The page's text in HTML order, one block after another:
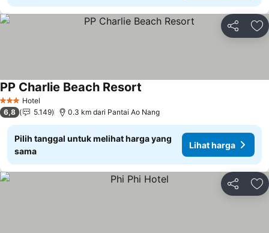
Bagikan
3 BintangHotel
PP Charlie Beach Resort
6,8 5.149 0.3 km dari Pantai Ao Nang
Pilih tanggal untuk melihat harga yang
sama
Lihat harga
Bagikan